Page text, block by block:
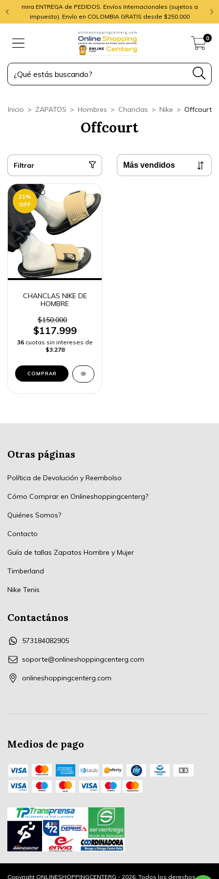
mira ENTREGA de PEDIDOS. Envíos Internacionales (sujetos a
impuesto). Envío en COLOMBIA GRATIS desde $250,000
0
Inicio > ZAPATOS > Hombres > Chanclas > Nike > Offcourt
Offcourt
Filtrar
21%
OFF
CHANCLAS NIKE DE
HOMBRE
$150.000
$117.999
36 cuotas sin intereses de
$3.278
COMPRAR
Otras páginas
Política de Devolución y Reembolso
Cómo Comprar en Onlineshoppingcenterg?
Quiénes Somos?
Contacto
Guía de tallas Zapatos Hombre y Mujer
Timberland
Nike Tenis
Contactános
573184082905
soporte@onlineshoppingcenterg.com
onlineshoppingcenterg.com
Medios de pago
Copyright ONLINESHOPPINGCENTERG - 2026. Todos los derechos